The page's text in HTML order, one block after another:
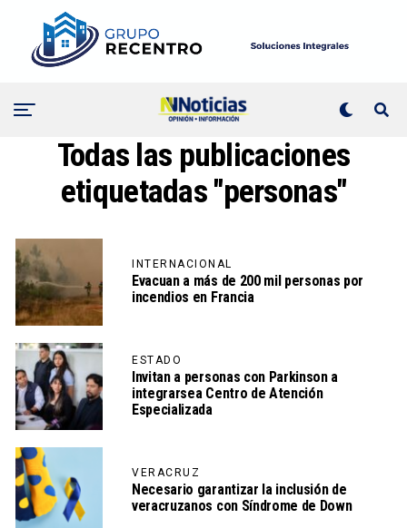
Todas las publicaciones
etiquetadas "personas"
INTERNACIONAL
Evacuan a más de 200 mil personas por
incendios en Francia
ESTADO
Invitan a personas con Parkinson a
integrarsea Centro de Atención
Especializada
VERACRUZ
Necesario garantizar la inclusión de
veracruzanos con Síndrome de Down